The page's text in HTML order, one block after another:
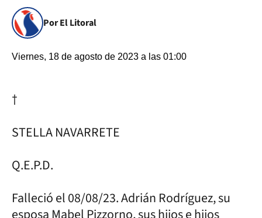
Por El Litoral
Viernes, 18 de agosto de 2023 a las 01:00
†
STELLA NAVARRETE
Q.E.P.D.
Falleció el 08/08/23. Adrián Rodríguez, su